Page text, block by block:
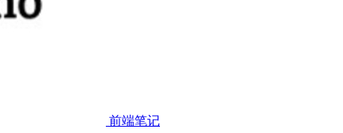
前端笔记